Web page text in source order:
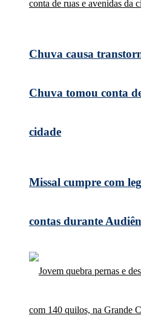
Chuva causa
Chuva tomou conta
cidade
Missal cumpre com
contas durante